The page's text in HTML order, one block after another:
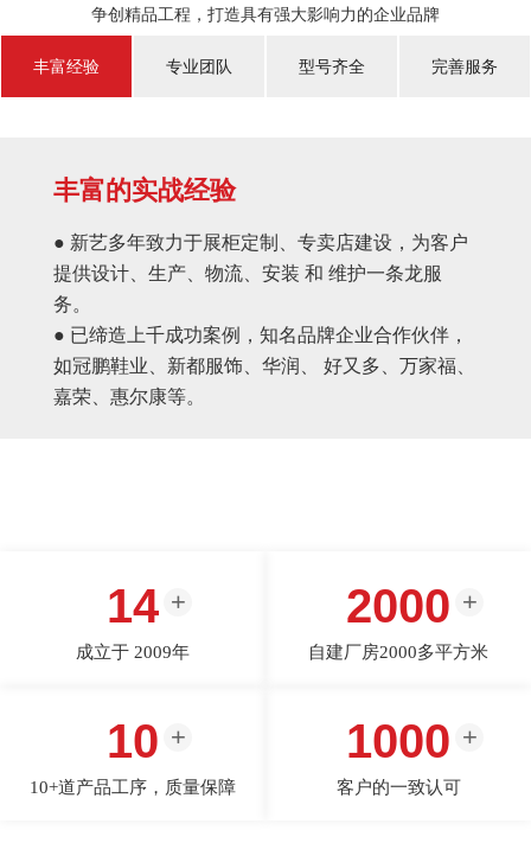
争创精品工程，打造具有强大影响力的企业品牌
丰富经验 专业团队 型号齐全 完善服务
丰富的实战经验
● 新艺多年致力于展柜定制、专卖店建设，为客户
提供设计、生产、物流、安装 和 维护一条龙服
务。
● 已缔造上千成功案例，知名品牌企业合作伙伴，
如冠鹏鞋业、新都服饰、华润、 好又多、万家福、
嘉荣、惠尔康等。
14
成立于 2009年
2000
自建厂房2000多平方米
10
10+道产品工序，质量保障
1000
客户的一致认可